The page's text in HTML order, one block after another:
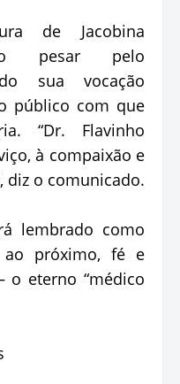
de Jacobina
pesar pelo
sua vocação
público com que
“Dr. Flavinho
à compaixão e
diz o comunicado.
lembrado como
próximo, fé e
o eterno “médico